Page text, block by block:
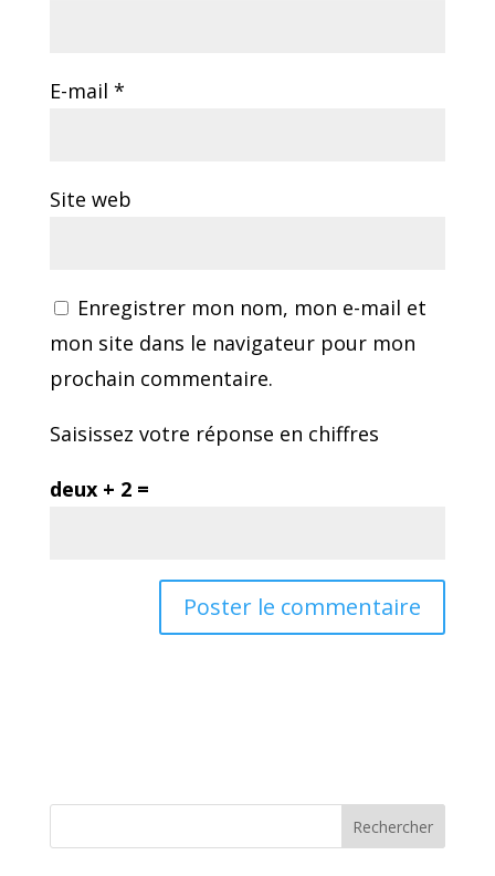
E-mail *
Site web
Enregistrer mon nom, mon e-mail et
mon site dans le navigateur pour mon
prochain commentaire.
Saisissez votre réponse en chiffres
deux + 2 =
Rechercher